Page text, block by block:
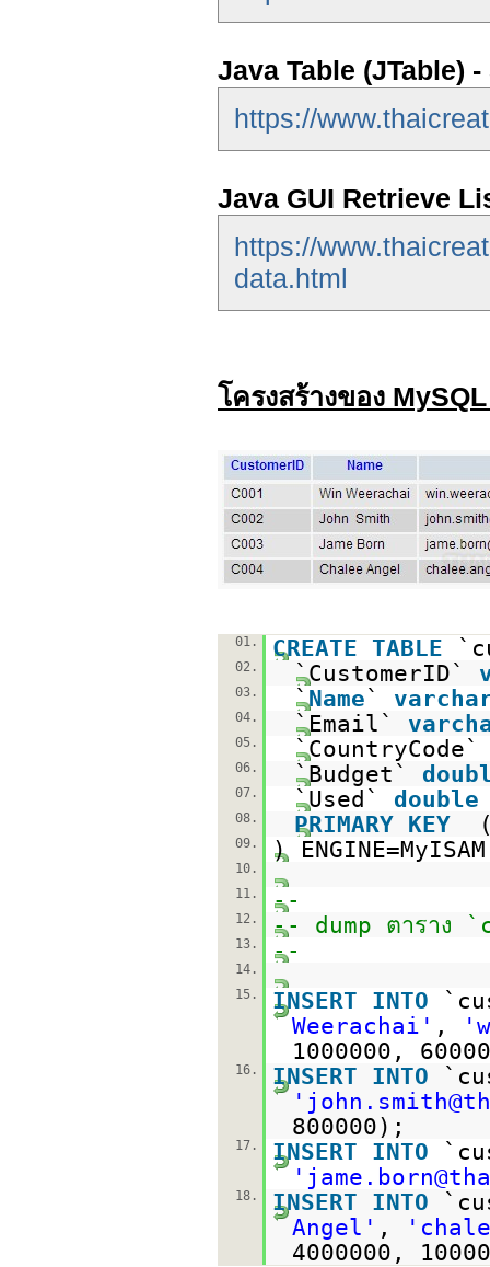
Java Table (JTable)
https://
Java GUI Retrieve
https://
data.html
โครงสร้างของ
01. CREATE TABLE
02. `CustomerID`
03. `Name`
04. `Email`
05.
06. `Budget`
07. `Used` double
08. PRIMARY KEY
09. )
10.
11.
--
12. -- dump ตาราง
13. --
14.
15.
INSERT INTO
Weerachai' ,
1000000,
16. INSERT INTO
800000);
17. INSERT INTO
18. INSERT INTO
Angel' ,
4000000,